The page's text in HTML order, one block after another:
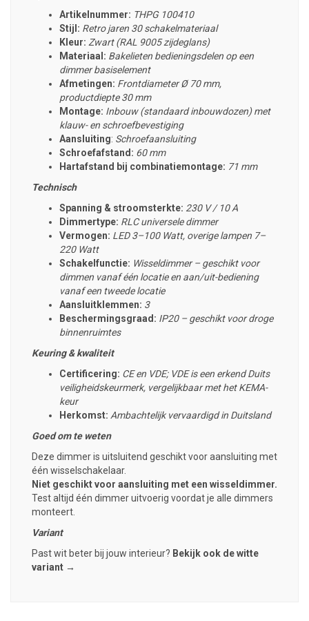
Artikelnummer: THPG 100410
Stijl: Retro jaren 30 schakelmateriaal
Kleur: Zwart (RAL 9005 zijdeglans)
Materiaal: Bakelieten bedieningsdelen op een
dimmer basiselement
Afmetingen: Frontdiameter Ø 70 mm,
productdiepte 30 mm
Montage: Inbouw (standaard inbouwdozen) met
klauw- en schroefbevestiging
Aansluiting: Schroefaansluiting
Schroefafstand: 60 mm
Hartafstand bij combinatiemontage: 71 mm
Technisch
Spanning & stroomsterkte: 230 V / 10 A
Dimmertype: RLC universele dimmer
Vermogen: LED 3–100 Watt, overige lampen 7–
220 Watt
Schakelfunctie: Wisseldimmer – geschikt voor
dimmen vanaf één locatie en aan/uit-bediening
vanaf een tweede locatie
Aansluitklemmen: 3
Beschermingsgraad: IP20 – geschikt voor droge
binnenruimtes
Keuring & kwaliteit
Certificering: CE en VDE; VDE is een erkend Duits
veiligheidskeurmerk, vergelijkbaar met het KEMA-
keur
Herkomst: Ambachtelijk vervaardigd in Duitsland
Goed om te weten
Deze dimmer is uitsluitend geschikt voor aansluiting met
één wisselschakelaar.
Niet geschikt voor aansluiting met een wisseldimmer.
Test altijd één dimmer uitvoerig voordat je alle dimmers
monteert.
Variant
Past wit beter bij jouw interieur? Bekijk ook de witte
variant →